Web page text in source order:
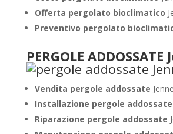
Offerta pergolato bioclimatico
Preventivo pergolato
PERGOLE ADDOSSATE
Vendita pergole addossate Jenne
Installazione pergole addossate
Riparazione pergole addossate